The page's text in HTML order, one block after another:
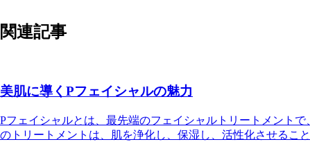
関連記事
美肌に導くPフェイシャルの魅力
Pフェイシャルとは、最先端のフェイシャルトリートメント
のトリートメントは、肌を浄化し、保湿し、活性化させるこ